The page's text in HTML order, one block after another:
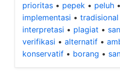
prioritas • pepek • peluh •
implementasi • tradisional
interpretasi • plagiat •
verifikasi • alternatif •
konservatif • borang •